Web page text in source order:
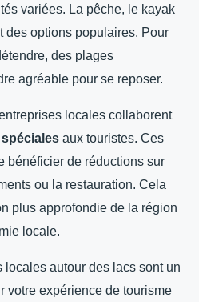
variées. La pêche, le kayak
des options populaires. Pour
des plages
agréable pour se reposer.
locales collaborent
aux touristes. Ces
bénéficier de réductions sur
ou la restauration. Cela
plus approfondie de la région
locale.
locales autour des lacs sont un
votre expérience de tourisme